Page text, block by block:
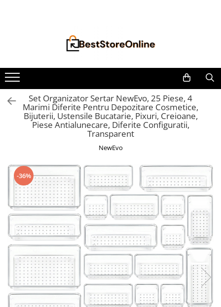
Accesorii aparate climatizare
Accesorii console gaming
Accesorii si Piese Aspiratoare
Aspiratoare Universale
Dyson
iRobot Roomba
Tefal Rowenta X-Force Flex
Xiaomi Roborock
Aspiratoare
Auto Moto
Accesorii auto interioare
Aspiratoare Auto
Produse Cosmetica Auto
Scule auto
Casa, Gradina & Bricolaj
Accesorii mese si scaune
Set Organizator Sertar NewEvo, 25 Piese, 4
Marimi Diferite Pentru Depozitare Cosmetice,
Bijuterii, Ustensile Bucatarie, Pixuri, Creioane,
Piese Antialunecare, Diferite Configuratii,
Transparent
NewEvo
-36%